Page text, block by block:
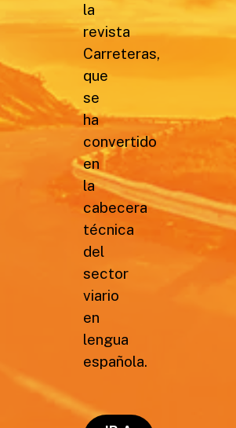
la
revista
Carreteras,
que
se
ha
convertido
en
la
cabecera
técnica
del
sector
viario
en
lengua
española.